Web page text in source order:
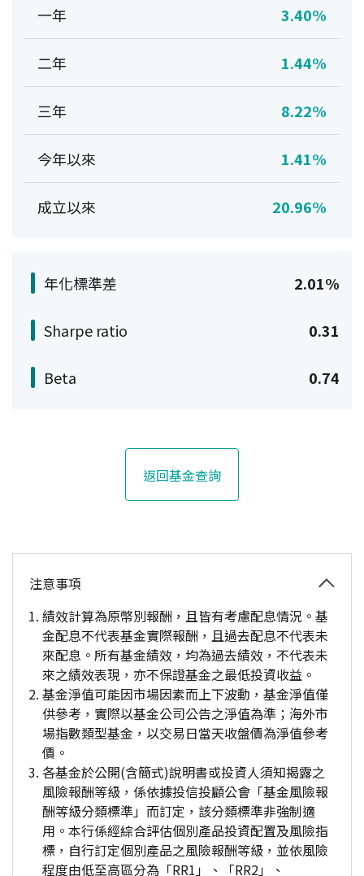
一年 3.40%
二年 1.44%
三年 8.22%
今年以來 1.41%
成立以來 20.96%
年化標準差 2.01%
Sharpe ratio 0.31
Beta 0.74
返回基金查詢
注意事項
績效計算為原幣別報酬，且皆有考慮配息情況。基
金配息不代表基金實際報酬，且過去配息不代表未
來配息。所有基金績效，均為過去績效，不代表未
來之績效表現，亦不保證基金之最低投資收益。
基金淨值可能因市場因素而上下波動，基金淨值僅
供參考，實際以基金公司公告之淨值為準；海外市
場指數類型基金，以交易日當天收盤價為淨值參考
價。
各基金於公開(含簡式)說明書或投資人須知揭露之
風險報酬等級，係依據投信投顧公會「基金風險報
酬等級分類標準」而訂定，該分類標準非強制適
用。本行係經綜合評估個別產品投資配置及風險指
標，自行訂定個別產品之風險報酬等級，並依風險
程度由低至高區分為「RR1」、「RR2」、